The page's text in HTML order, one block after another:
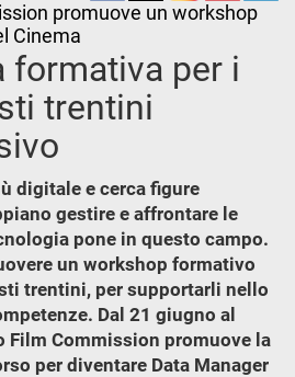
promuove un workshop
Cinema
formativa per i
trentini
digitale e cerca figure
gestire e affrontare le
pone in questo campo.
un workshop formativo
trentini, per supportarli nello
Dal 21 giugno al
Film Commission promuove la
per diventare Data Manager